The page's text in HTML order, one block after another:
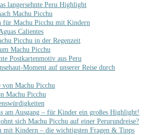
langersehnte Peru Highlight
Machu Picchu
für Machu Picchu mit Kindern
Calientes
Picchu in der Regenzeit
Machu Picchu
Postkartenmotiv aus Peru
Moment auf unserer Reise durch
von Machu Picchu
Machu Picchu
am Ausgang – für Kinder ein großes Highlight!
sich Machu Picchu auf einer Perurundreise?
mit Kindern – die wichtigsten Fragen & Tipps